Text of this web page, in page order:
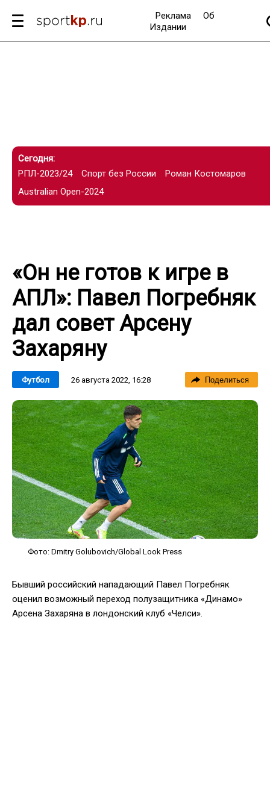
Реклама
Об
Издании
Сегодня:
РПЛ-2023/24
Спорт без России
Роман Костомаров
Australian Open-2024
«Он не готов к игре в
АПЛ»: Павел Погребняк
дал совет Арсену
Захаряну
Футбол 26 августа 2022, 16:28 Поделиться
Фото: Dmitry Golubovich/Global Look Press
Бывший российский нападающий Павел Погребняк
оценил возможный переход полузащитника «Динамо»
Арсена Захаряна в лондонский клуб «Челси».